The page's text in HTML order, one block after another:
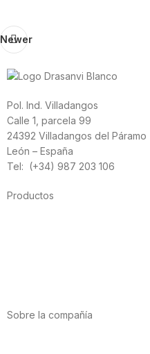
Newer
Pol. Ind. Villadangos
Calle 1, parcela 99
24392 Villadangos del Páramo
León – España
Tel: (+34) 987 203 106
Productos
Sobre la compañía